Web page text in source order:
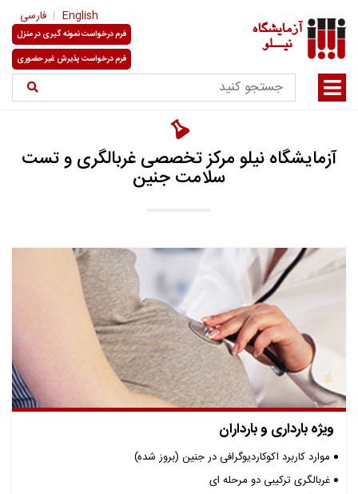
آزمایشگاه
نیـــلو
فارسی English
فرم درخواست نمونه گیری در منزل
فرم درخواست پذیرش غیر حضوری
آزمایشگاه نیلو مرکز تخصصی غربالگری و تست
سلامت جنین
ویژه بارداری و بارداران
موارد کاربرد اکوکاردیوگرافی در جنین (بروز شده)
غربالگری ترکیبی دو مرحله ای